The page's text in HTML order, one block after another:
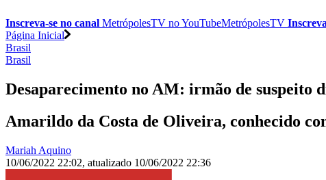
Inscreva-se no canal MetrópolesTV noYouTubeMetrópolesTV
Página Inicial
Brasil
Brasil
Desaparecimento no AM: irmão de suspeito
Amarildo da Costa de Oliveira, conhecido
Mariah Aquino
10/06/2022 22:02, atualizado 10/06/2022 22:36